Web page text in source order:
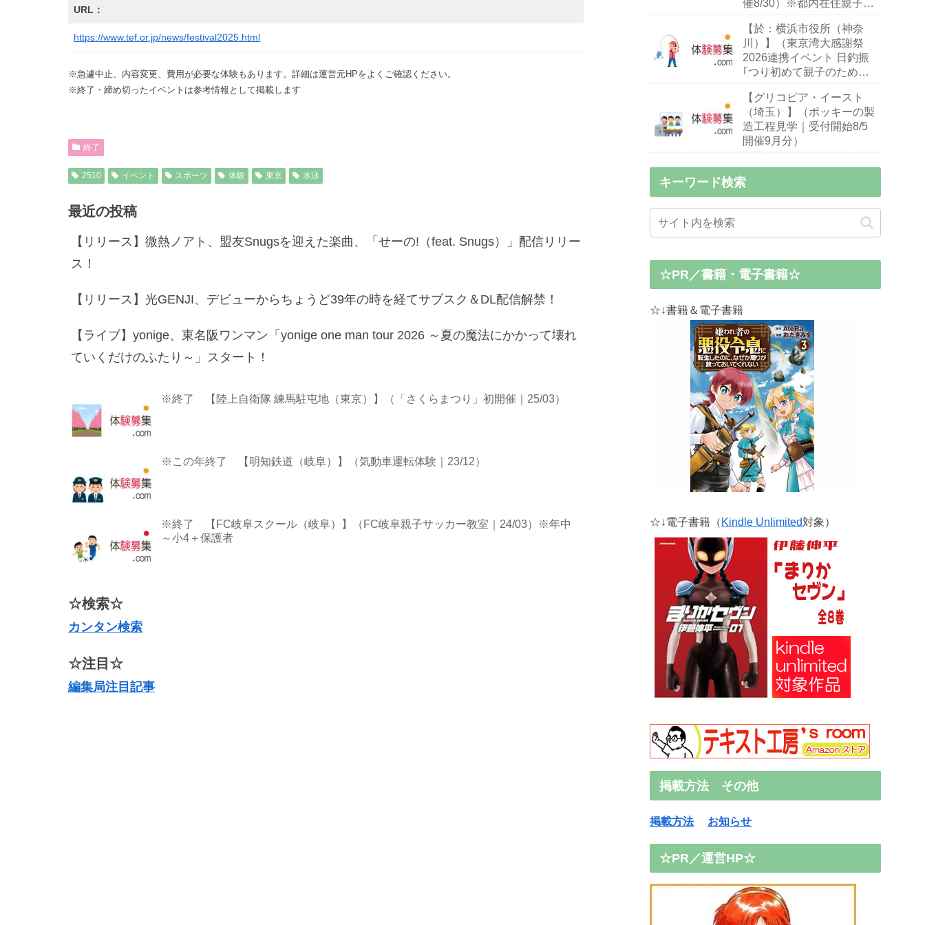
URL：
https://www.tef.or.jp/news/festival2025.html
※急遽中止、内容変更、費用が必要な体験もあります。詳細は運営元HPをよくご確認ください。
※終了・締め切ったイベントは参考情報として掲載します
終了
2510 イベント スポーツ 体験 東京 水泳
最近の投稿
【リリース】微熱ノアト、盟友Snugsを迎えた楽曲、「せーの!（feat. Snugs）」配信リリー
ス！
【リリース】光GENJI、デビューからちょうど39年の時を経てサブスク＆DL配信解禁！
【ライブ】yonige、東名阪ワンマン「yonige one man tour 2026 ～夏の魔法にかかって壊れ
ていくだけのふたり～」スタート！
※終了 【陸上自衛隊 練馬駐屯地（東京）】（「さくらまつり」初開催｜25/03）
※この年終了 【明知鉄道（岐阜）】（気動車運転体験｜23/12）
※終了 【FC岐阜スクール（岐阜）】（FC岐阜親子サッカー教室｜24/03）※年中
～小4＋保護者
☆検索☆
カンタン検索
☆注目☆
編集局注目記事
【於：横浜市役所（神奈
川）】（東京湾大感謝祭
2026連携イベント 日釣振
｢つり初めて親子のための
9/13 開催9/26・27）※釣り
初心者,小中学生親子
【グリコピア・イースト
（埼玉）】（ポッキーの製
造工程見学｜受付開始8/5
開催9月分）
キーワード検索
☆PR／書籍・電子書籍☆
☆↓書籍＆電子書籍
☆↓電子書籍（ Kindle Unlimited対象）
掲載方法 その他
掲載方法 お知らせ
☆PR／運営HP☆